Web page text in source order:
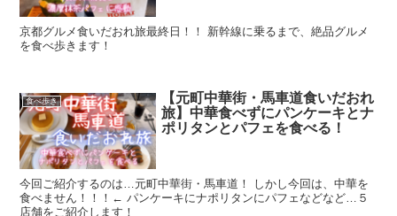
京都グルメ食いだおれ旅最終日！！ 新幹線に乗るまで、絶品グルメ
を食べ歩きます！
食べ歩き
【元町中華街・馬車道食いだおれ
旅】中華食べずにパンケーキとナ
ポリタンとパフェを食べる！
今回ご紹介するのは…元町中華街・馬車道！ しかし今回は、中華を
食べません！！！← パンケーキにナポリタンにパフェなどなど…５
店舗をご紹介します！